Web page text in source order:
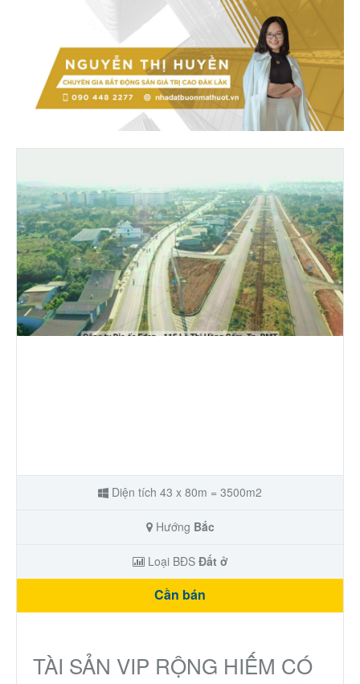
Diện tích 43 x 80m = 3500m2
Hướng Bắc
Loại BĐS Đất ở
Cần bán
TÀI SẢN VIP RỘNG HIẾM CÓ